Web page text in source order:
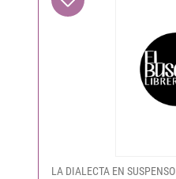
LA DIALECTA EN SUSPENSO